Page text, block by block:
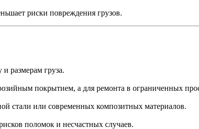
риски повреждения грузов.
размерам груза.
покрытием, а для ремонта в ограниченных
стали или современных композитных материалов.
поломок и несчастных случаев.